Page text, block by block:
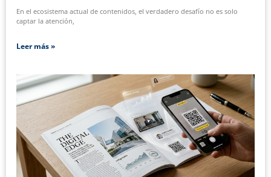
En el ecosistema actual de contenidos, el verdadero desafío no es solo
captar la atención,
Leer más »